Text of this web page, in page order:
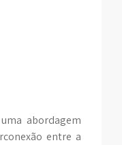
abordagem
entre a